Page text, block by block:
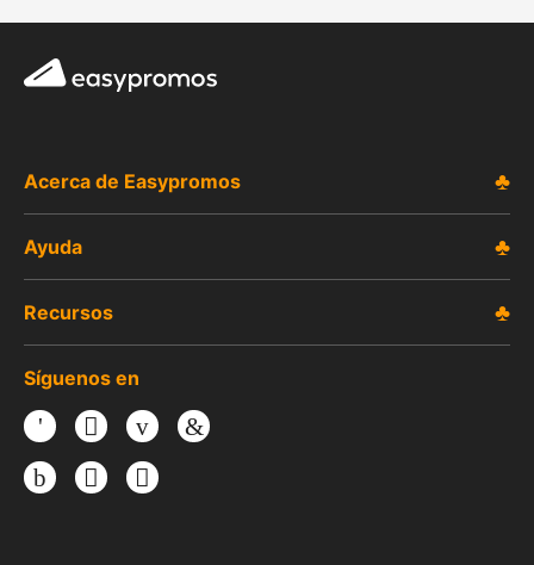
Easypromos
Acerca de Easypromos
Ayuda
Recursos
Síguenos en
Facebook
TwitterYoutubeLinkedIn
Instagram
TikTokThreads